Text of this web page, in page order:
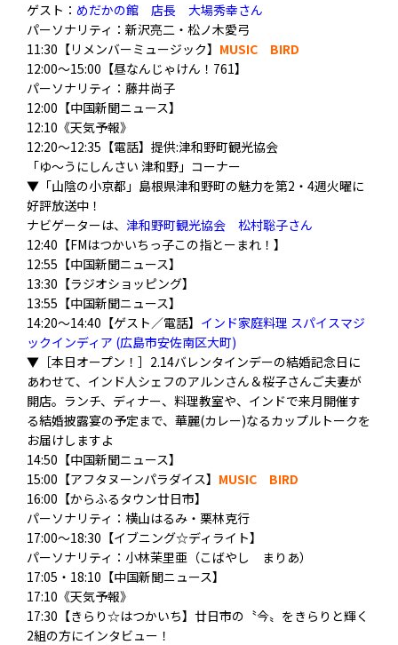
ゲスト： めだかの館 店長 大場秀幸さん
パーソナリティ：新沢亮二・松ノ木愛弓
11:30【リメンバーミュージック】 MUSIC BIRD
12:00～15:00【昼なんじゃけん！761】
パーソナリティ：藤井尚子
12:00【中国新聞ニュース】
12:10《天気予報》
12:20〜12:35【電話】提供:津和野町観光協会
「ゆ〜うにしんさい 津和野」コーナー
▼「山陰の小京都」島根県津和野町の魅力を第2・4週火曜に
好評放送中！
ナビゲーターは、 津和野町観光協会 松村聡子さん
12:40【FMはつかいちっ子この指とーまれ！】
12:55【中国新聞ニュース】
13:30【ラジオショッピング】
13:55【中国新聞ニュース】
14:20〜14:40【ゲスト／電話】 インド家庭料理 スパイスマジ
ックインディア (広島市安佐南区大町)
▼［本日オープン！］2.14バレンタインデーの結婚記念日に
あわせて、インド人シェフのアルンさん＆桜子さんご夫妻が
開店。ランチ、ディナー、料理教室や、インドで来月開催す
る結婚披露宴の予定まで、華麗(カレー)なるカップルトークを
お届けしますよ
14:50【中国新聞ニュース】
15:00【アフタヌーンパラダイス】 MUSIC BIRD
16:00【からふるタウン廿日市】
パーソナリティ：横山はるみ・栗林克行
17:00～18:30【イブニング☆ディライト】
パーソナリティ：小林茉里亜（こばやし まりあ）
17:05・18:10【中国新聞ニュース】
17:10《天気予報》
17:30【きらり☆はつかいち】廿日市の〝今〟をきらりと輝く
2組の方にインタビュー！